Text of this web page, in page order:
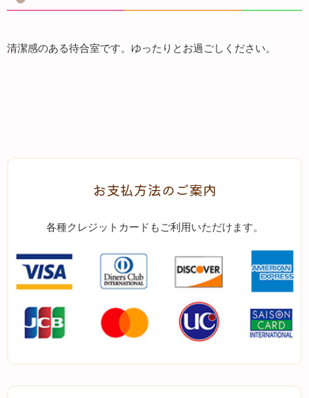
清潔感のある待合室です。ゆったりとお過ごしください。
お支払方法のご案内
各種クレジットカードもご利用いただけます。